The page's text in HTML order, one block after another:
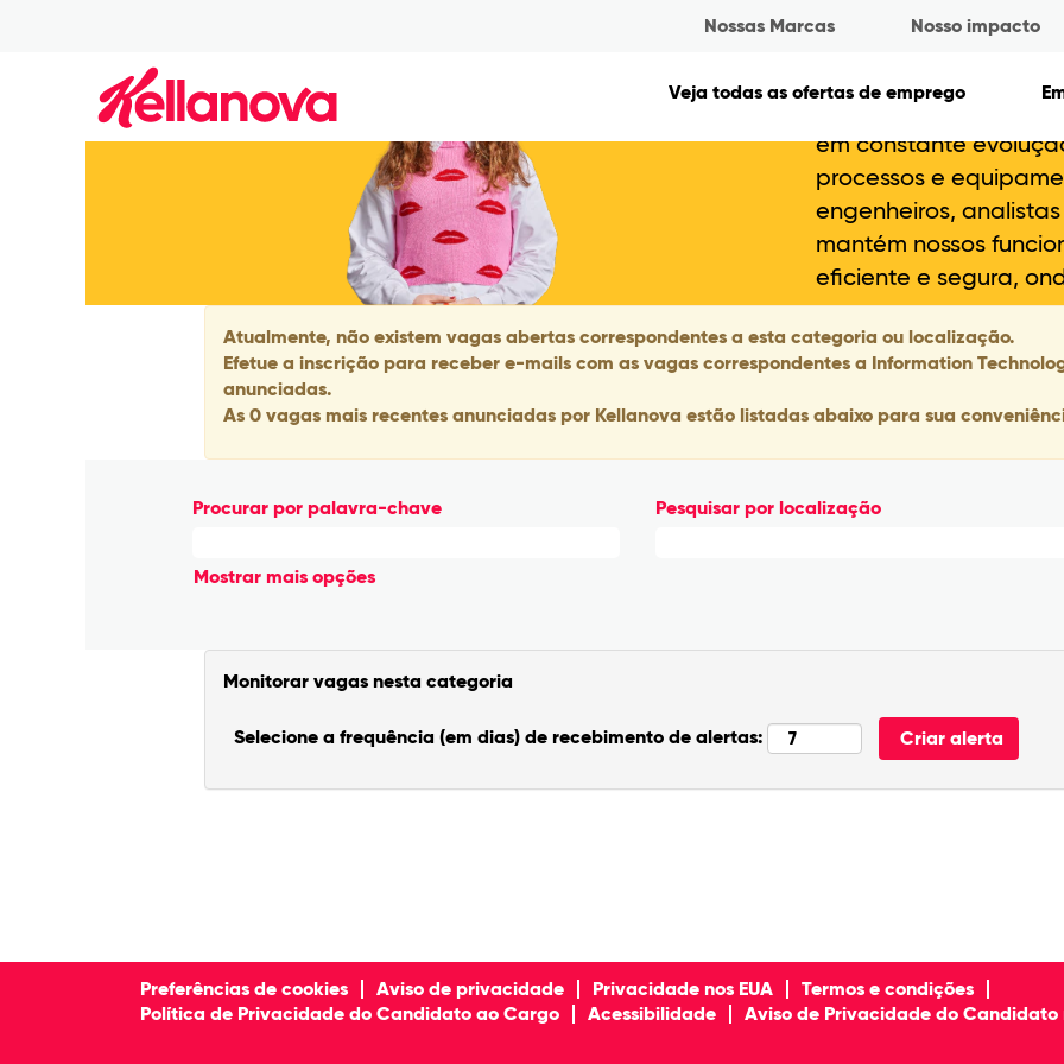
Nossas Marcas Nosso impacto
Veja todas as ofertas de emprego
Tecnologia
A tecnologia faz
em constante
processos e
engenheiros,
mantém nossos
eficiente e segura,
Atualmente, não existem vagas abertas correspondentes a esta categoria ou localização.
Efetue a inscrição para receber e-mails com as vagas correspondentes a Information
anunciadas.
As 0 vagas mais recentes anunciadas por Kellanova estão listadas abaixo para sua
Procurar por palavra-chave Pesquisar por localização
Mostrar mais opções
Monitorar vagas nesta categoria
Selecione a frequência (em dias) de recebimento de alertas:
Preferências de cookies Aviso de privacidade Privacidade nos EUA
Termos e condições
Política de Privacidade do Candidato ao Cargo
Acessibilidade
Aviso de Privacidade do Candidato